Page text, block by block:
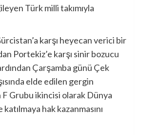
Türk milli takımıyla
karşı heyecan verici bir
Portekiz’e karşı sinir bozucu
Çarşamba günü Çek
elde edilen gergin
F Grubu ikincisi olarak Dünya
hak kazanmasını